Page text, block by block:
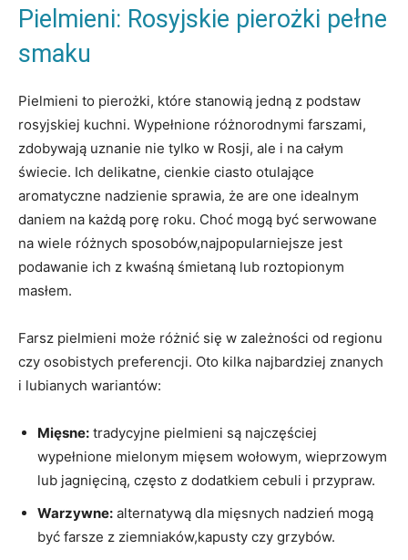
Pielmieni: Rosyjskie ‍pierożki ​pełne⁢
smaku
Pielmieni to pierożki, które stanowią jedną z podstaw
rosyjskiej ⁢kuchni. Wypełnione ‍różnorodnymi farszami,
zdobywają ⁣uznanie nie ⁣tylko w Rosji, ale i na całym
świecie.⁣ Ich delikatne, ​cienkie ciasto otulające
aromatyczne‌ nadzienie sprawia, że ⁢are‍ one idealnym
daniem na każdą porę ​roku. Choć mogą być serwowane
na ‌wiele różnych⁣ sposobów,najpopularniejsze jest
podawanie ich z kwaśną śmietaną⁢ lub roztopionym
masłem.
Farsz pielmieni może⁤ różnić ​się w zależności‍ od regionu
czy osobistych ‍preferencji. Oto kilka najbardziej znanych
i ⁣lubianych wariantów:
Mięsne: tradycyjne pielmieni są najczęściej
wypełnione ​mielonym mięsem wołowym, wieprzowym
lub jagnięciną, często z⁤ dodatkiem cebuli‍ i przypraw.
Warzywne: alternatywą dla mięsnych nadzień mogą
być farsze z ziemniaków,kapusty ⁤czy grzybów.